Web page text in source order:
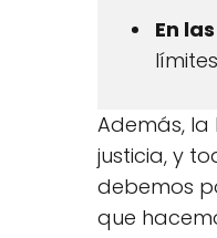
En
Además, la
justicia, y
debemos
que